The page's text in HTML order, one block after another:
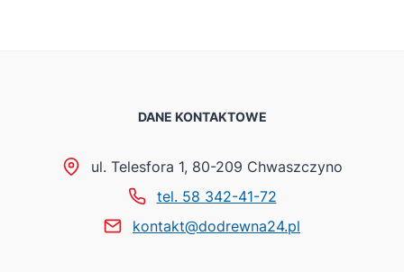
DANE KONTAKTOWE
ul. Telesfora 1, 80-209 Chwaszczyno
tel. 58 342-41-72
kontakt@dodrewna24.pl